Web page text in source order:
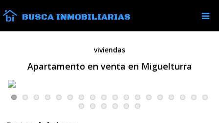
BUSCA INMOBILIARIAS
viviendas
Apartamento en venta en Miguelturra